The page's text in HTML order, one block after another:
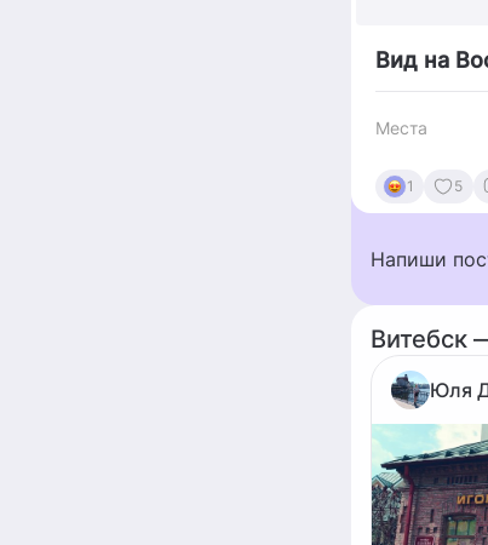
Вид на
Места
1 5
Напиши
Витебск
Юля